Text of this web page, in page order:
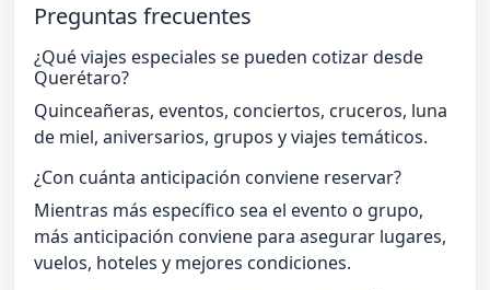
Preguntas frecuentes
¿Qué viajes especiales se pueden cotizar desde
Querétaro?
Quinceañeras, eventos, conciertos, cruceros, luna
de miel, aniversarios, grupos y viajes temáticos.
¿Con cuánta anticipación conviene reservar?
Mientras más específico sea el evento o grupo,
más anticipación conviene para asegurar lugares,
vuelos, hoteles y mejores condiciones.